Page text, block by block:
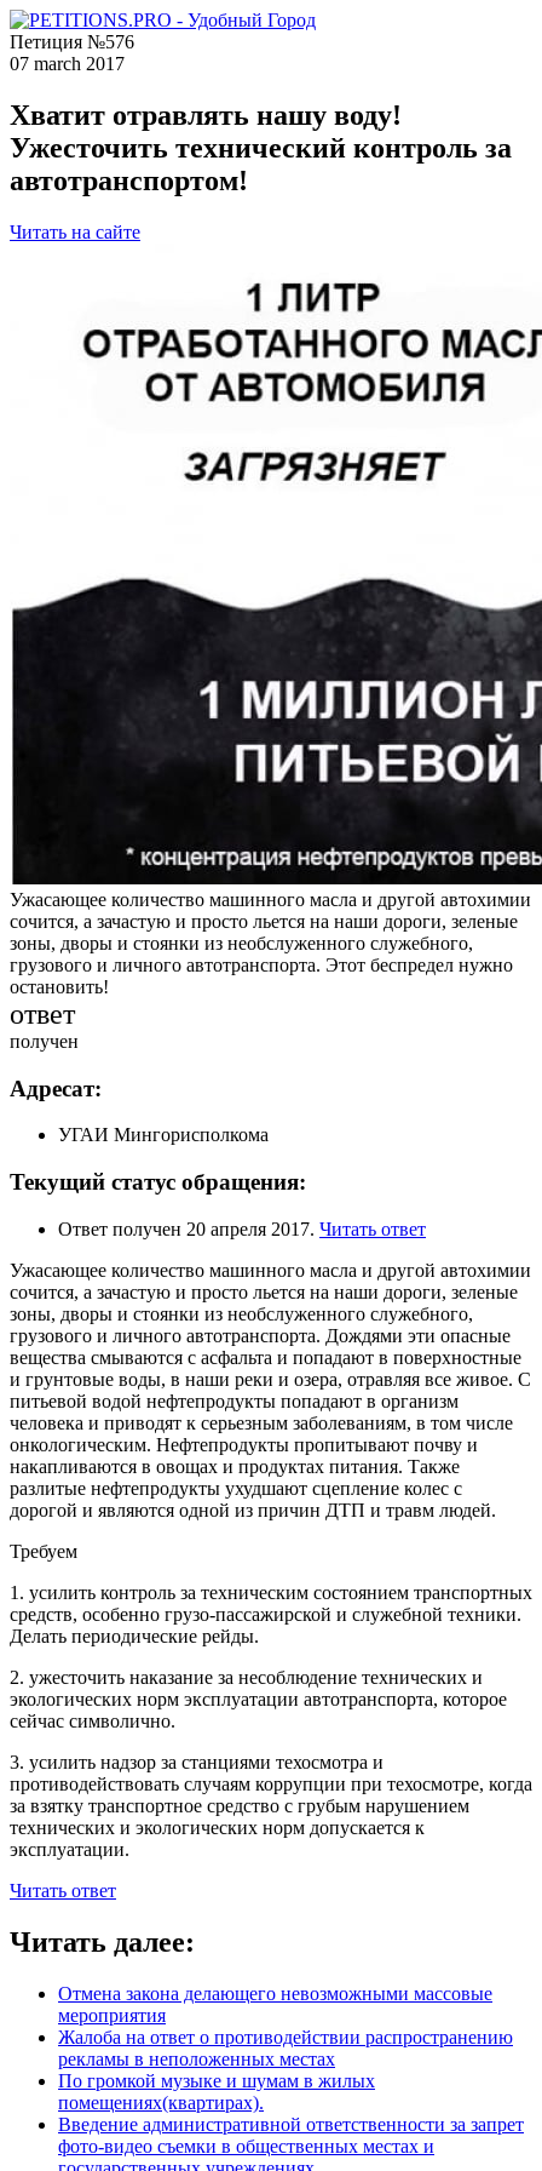
Петиция №576
07 march 2017
Хватит отравлять нашу воду!
Ужесточить технический контроль за
автотранспортом!
Читать на сайте
Ужасающее количество машинного масла и другой автохимии
сочится, а зачастую и просто льется на наши дороги, зеленые
зоны, дворы и стоянки из необслуженного служебного,
грузового и личного автотранспорта. Этот беспредел нужно
остановить!
ответ
получен
Адресат:
УГАИ Мингорисполкома
Текущий статус обращения:
Ответ получен 20 апреля 2017. Читать ответ
Ужасающее количество машинного масла и другой автохимии
сочится, а зачастую и просто льется на наши дороги, зеленые
зоны, дворы и стоянки из необслуженного служебного,
грузового и личного автотранспорта. Дождями эти опасные
вещества смываются с асфальта и попадают в поверхностные
и грунтовые воды, в наши реки и озера, отравляя все живое. С
питьевой водой нефтепродукты попадают в организм
человека и приводят к серьезным заболеваниям, в том числе
онкологическим. Нефтепродукты пропитывают почву и
накапливаются в овощах и продуктах питания. Также
разлитые нефтепродукты ухудшают сцепление колес с
дорогой и являются одной из причин ДТП и травм людей.
Требуем
1. усилить контроль за техническим состоянием транспортных
средств, особенно грузо-пассажирской и служебной техники.
Делать периодические рейды.
2. ужесточить наказание за несоблюдение технических и
экологических норм эксплуатации автотранспорта, которое
сейчас символично.
3. усилить надзор за станциями техосмотра и
противодействовать случаям коррупции при техосмотре, когда
за взятку транспортное средство с грубым нарушением
технических и экологических норм допускается к
эксплуатации.
Читать ответ
Читать далее:
Отмена закона делающего невозможными массовые
мероприятия
Жалоба на ответ о противодействии распространению
рекламы в неположенных местах
По громкой музыке и шумам в жилых
помещениях(квартирах).
Введение административной ответственности за запрет
фото-видео съемки в общественных местах и